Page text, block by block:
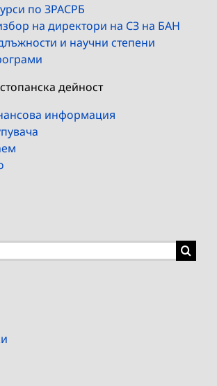
по ЗРАСРБ
на директори на СЗ на БАН
и научни степени
дейност
информация